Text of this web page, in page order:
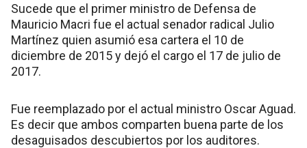
Sucede que el primer ministro de Defensa de
Mauricio Macri fue el actual senador radical Julio
Martínez quien asumió esa cartera el 10 de
diciembre de 2015 y dejó el cargo el 17 de julio de
2017.
Fue reemplazado por el actual ministro Oscar Aguad.
Es decir que ambos comparten buena parte de los
desaguisados descubiertos por los auditores.